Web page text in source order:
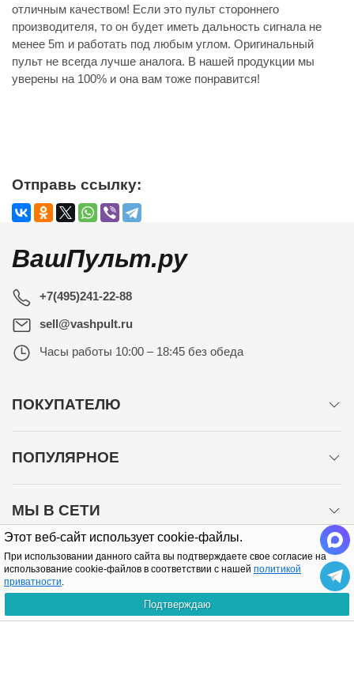
Этот веб-сайт использует cookie-файлы.
При использовании данного сайта вы подтверждаете свое согласие на
использование cookie-файлов в соответствии с нашей политикой
приватности.
Подтверждаю
отличным качеством! Если это пульт стороннего
производителя, то он будет иметь дальность сигнала не
менее 5m и работать под любым углом. Оригинальный
пульт не всегда лучше аналога. В нашей продукции мы
уверены на 100% и она вам тоже понравится!
Отправь ссылку:
ВашПульт.ру
+7(495)241-22-88
sell@vashpult.ru
Часы работы 10:00 – 18:45 без обеда
ПОКУПАТЕЛЮ
ПОПУЛЯРНОЕ
МЫ В СЕТИ